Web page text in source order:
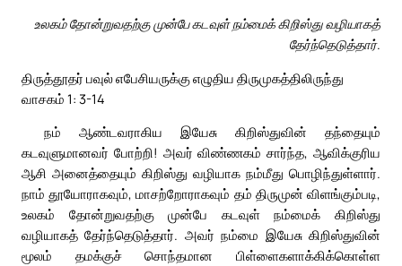
உலகம் தோன்றுவதற்கு முன்பே கடவுள் நம்மைக் கிறிஸ்து வழியாகத்
தேர்ந்தெடுத்தார்.
திருத்தூதர் பவுல் எபேசியருக்கு எழுதிய திருமுகத்திலிருந்து
வாசகம் 1: 3-14
நம் ஆண்டவராகிய இயேசு கிறிஸ்துவின் தந்தையும்
கடவுளுமானவர் போற்றி! அவர் விண்ணகம் சார்ந்த, ஆவிக்குரிய
ஆசி அனைத்தையும் கிறிஸ்து வழியாக நம்மீது பொழிந்துள்ளார்.
நாம் தூயோராகவும், மாசற்றோராகவும் தம் திருமுன் விளங்கும்படி,
உலகம் தோன்றுவதற்கு முன்பே கடவுள் நம்மைக் கிறிஸ்து
வழியாகத் தேர்ந்தெடுத்தார். அவர் நம்மை இயேசு கிறிஸ்துவின்
மூலம் தமக்குச் சொந்தமான பிள்ளைகளாக்கிக்கொள்ள